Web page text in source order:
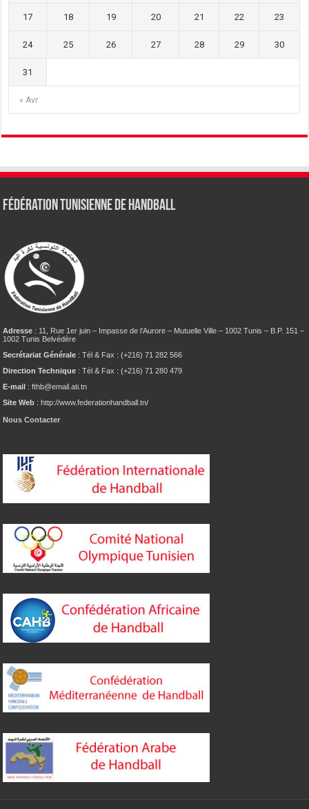
« Avr
17 18 19 20 21 22 23
24 25 26 27 28 29 30
31
Fédération tunisienne de Handball
Adresse : 11, Rue 1er juin – Impasse de l’Aurore – Mutuelle Ville – 1002 Tunis – B.P. 151 –
1002 Tunis Belvédère
Secrétariat Générale : Tél & Fax : (+216) 71 282 566
Direction Technique : Tél & Fax : (+216) 71 280 479
E-mail : fthb@email.ati.tn
Site Web : http://www.federationhandball.tn/
Nous Contacter